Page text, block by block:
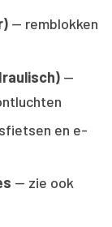
— remblokken
—
en e-
— zie ook